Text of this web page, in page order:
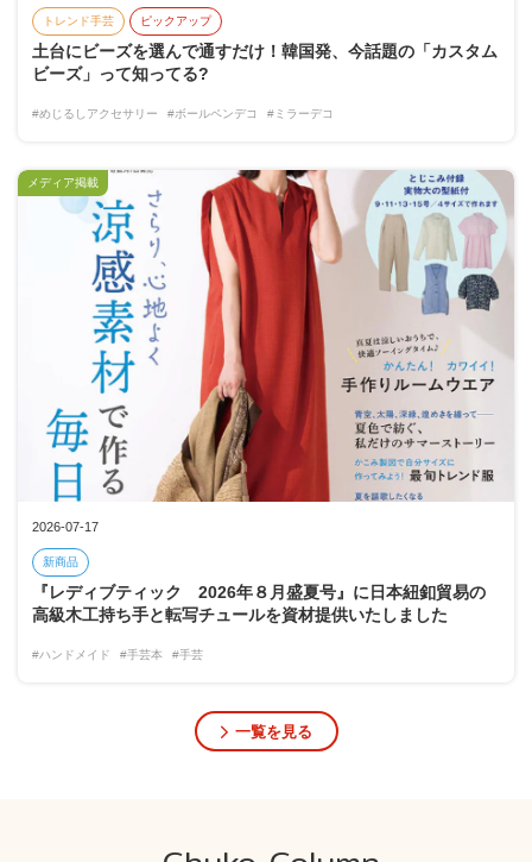
トレンド手芸 ピックアップ
土台にビーズを選んで通すだけ！韓国発、今話題の「カスタム
ビーズ」って知ってる?
#めじるしアクセサリー #ボールペンデコ #ミラーデコ
2026-07-17
新商品
『レディブティック 2026年８月盛夏号』に日本紐釦貿易の
高級木工持ち手と転写チュールを資材提供いたしました
#ハンドメイド #手芸本 #手芸
メディア掲載
一覧を見る